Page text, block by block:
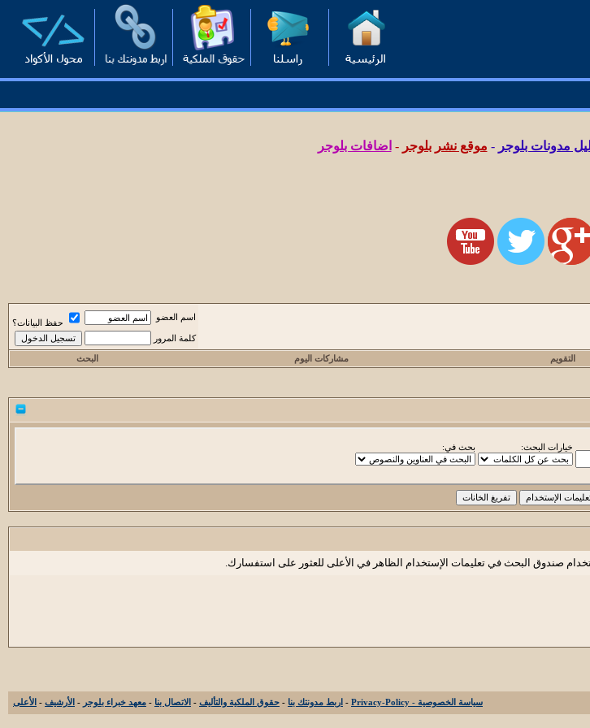
مدونات بلوجر - موقع نشر بلوجر - اضافات بلوجر
اسم العضو
حفظ البيانات؟
كلمة المرور
التقويم مشاركات اليوم البحث
خيارات البحث: بحث في:
صندوق البحث في تعليمات الإستخدام الظاهر في الأعلى للعثور على استفسارك.
سياسة الخصوصية - Privacy-Policy - اربط مدونتك بنا - حقوق الملكية والتأليف - الاتصال بنا - معهد خبراء بلوجر - الأرشيف - الأعلى